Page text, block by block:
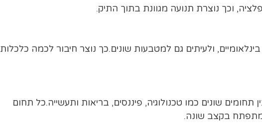
וכך נוצרת תנועה מגוונת בתוך התיק.
ולעיתים גם למטבעות שונים.כך נוצר חיבור לכמה כלכלות
תחומים שונים כמו טכנולוגיה, פיננסים, בריאות ותעשייה.כל תחום
בקצב שונה.